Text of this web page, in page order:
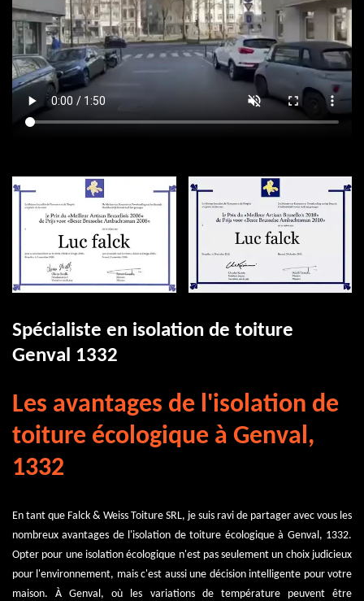
Spécialiste en isolation de toiture
Genval 1332
Les avantages de l'isolation de
toiture écologique à Genval,
1332
En tant que Falck & Weiss Toiture SRL, je suis ravi de partager avec vous les
nombreux avantages de l'isolation de toiture écologique à Genval, 1332.
Opter pour une isolation écologique n'est pas seulement un choix judicieux
pour l'environnement, mais c'est aussi une décision intelligente pour votre
maison. À Genval, où les variations de température peuvent être